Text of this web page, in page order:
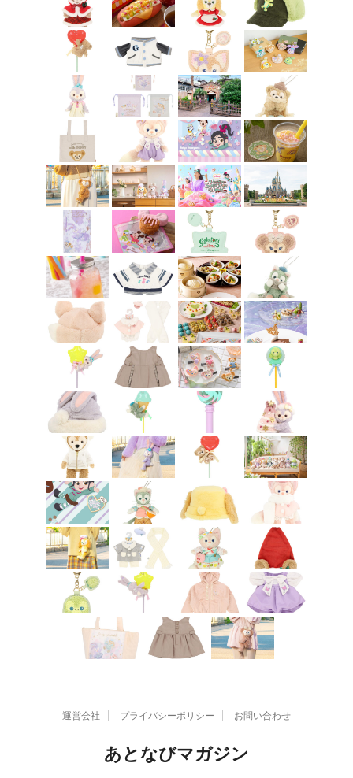
運営会社 プライバシーポリシー お問い合わせ
あとなびマガジン